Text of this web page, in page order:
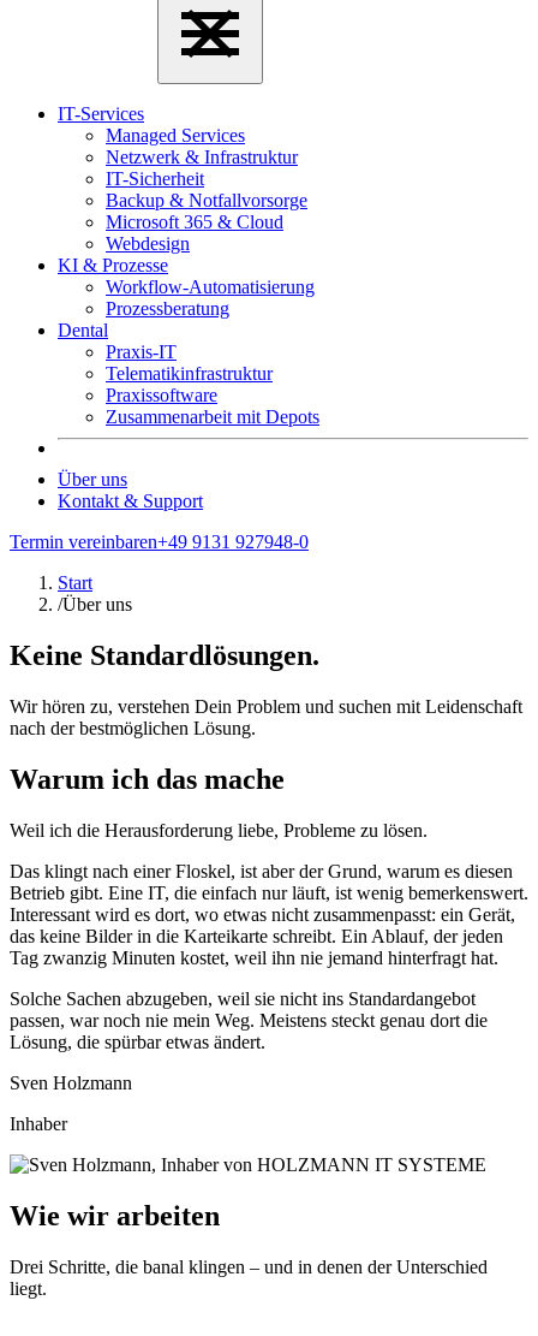
IT-Services
Managed Services
Netzwerk & Infrastruktur
IT-Sicherheit
Backup & Notfallvorsorge
Microsoft 365 & Cloud
Webdesign
KI & Prozesse
Workflow-Automatisierung
Prozessberatung
Dental
Praxis-IT
Telematikinfrastruktur
Praxissoftware
Zusammenarbeit mit Depots
Über uns
Kontakt & Support
Termin vereinbaren+49 9131 927948-0
Start
/Über uns
Keine Standardlösungen.
Wir hören zu, verstehen Dein Problem und suchen mit Leidenschaft
nach der bestmöglichen Lösung.
Warum ich das mache
Weil ich die Herausforderung liebe, Probleme zu lösen.
Das klingt nach einer Floskel, ist aber der Grund, warum es diesen
Betrieb gibt. Eine IT, die einfach nur läuft, ist wenig bemerkenswert.
Interessant wird es dort, wo etwas nicht zusammenpasst: ein Gerät,
das keine Bilder in die Karteikarte schreibt. Ein Ablauf, der jeden
Tag zwanzig Minuten kostet, weil ihn nie jemand hinterfragt hat.
Solche Sachen abzugeben, weil sie nicht ins Standardangebot
passen, war noch nie mein Weg. Meistens steckt genau dort die
Lösung, die spürbar etwas ändert.
Sven Holzmann
Inhaber
Wie wir arbeiten
Drei Schritte, die banal klingen – und in denen der Unterschied
liegt.